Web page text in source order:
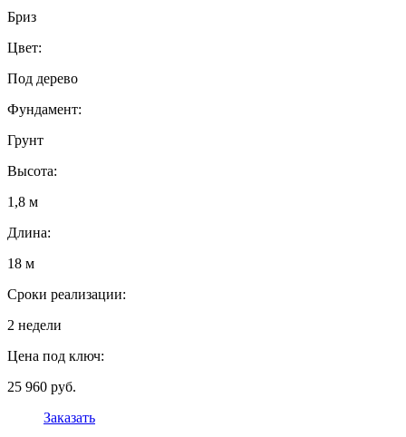
Бриз
Цвет:
Под дерево
Фундамент:
Грунт
Высота:
1,8 м
Длина:
18 м
Сроки реализации:
2 недели
Цена под ключ:
25 960 руб.
Заказать